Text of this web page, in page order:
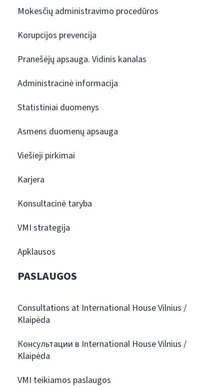
Mokesčių administravimo procedūros
Korupcijos prevencija
Pranešėjų apsauga. Vidinis kanalas
Administracinė informacija
Statistiniai duomenys
Asmens duomenų apsauga
Viešieji pirkimai
Karjera
Konsultacinė taryba
VMI strategija
Apklausos
PASLAUGOS
Consultations at International House Vilnius /
Klaipėda
Консультации в International House Vilnius /
Klaipėda
VMI teikiamos paslaugos